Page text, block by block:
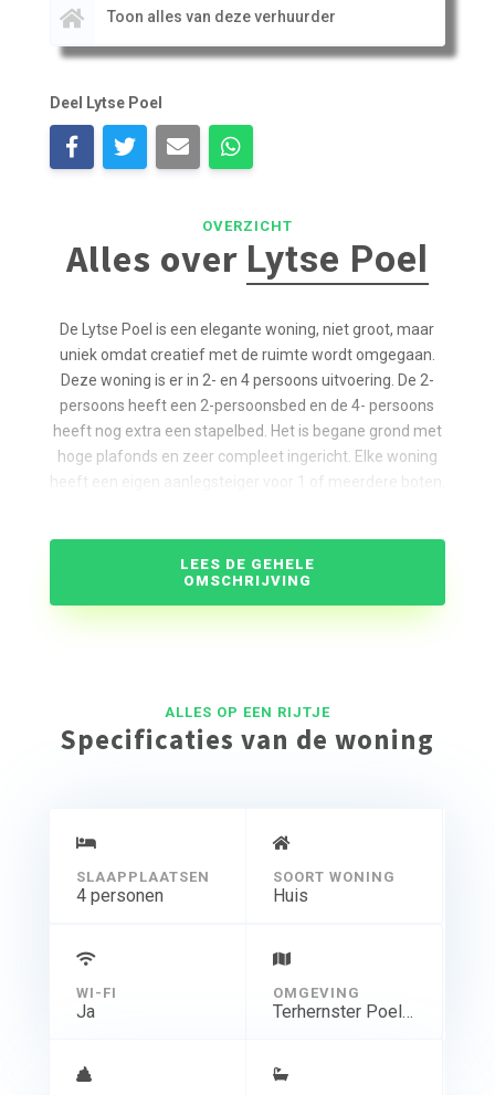
Toon alles van deze verhuurder
Deel Lytse Poel
OVERZICHT
Alles over Lytse Poel
De Lytse Poel is een elegante woning, niet groot, maar
uniek omdat creatief met de ruimte wordt omgegaan.
Deze woning is er in 2- en 4 persoons uitvoering. De 2-
persoons heeft een 2-persoonsbed en de 4- persoons
heeft nog extra een stapelbed. Het is begane grond met
hoge plafonds en zeer compleet ingericht. Elke woning
heeft een eigen aanlegsteiger voor 1 of meerdere boten.
LEES DE GEHELE
OMSCHRIJVING
ALLES OP EEN RIJTJE
Specificaties van de woning
SLAAPPLAATSEN
4 personen
SOORT WONING
Huis
WI-FI
Ja
OMGEVING
Terhernster Poelen